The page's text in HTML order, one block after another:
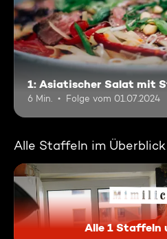
1: Asiatischer Salat mit
6 Min. Folge vom 01.07.2024
Alle Staffeln im Überblick
Alle 1 Staffeln